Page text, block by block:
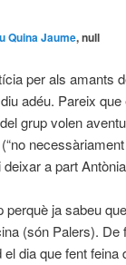
Quina Jaume, null
per als amants
adéu. Pareix
grup volen
a part
ja sabeu
(són Palers). De
dia que fent feina